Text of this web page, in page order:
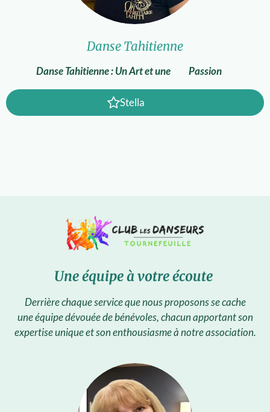
Danse Tahitienne
Danse Tahitienne : Un Art et une Passion
Stella
Une équipe à votre écoute
Derrière chaque service que nous proposons se cache
une équipe dévouée de bénévoles, chacun apportant son
expertise unique et son enthousiasme à notre association.